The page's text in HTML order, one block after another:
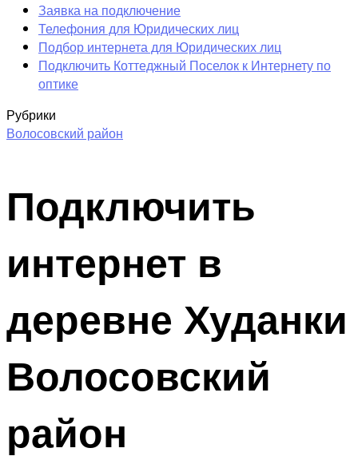
Заявка на подключение
Телефония для Юридических лиц
Подбор интернета для Юридических лиц
Подключить Коттеджный Поселок к Интернету по
оптике
Рубрики
Волосовский район
Подключить
интернет в
деревне Худанки
Волосовский
район